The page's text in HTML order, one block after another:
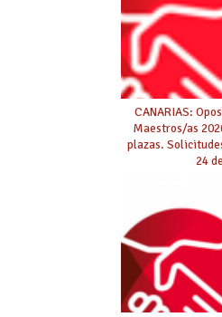
CANARIAS:
Maestros/as
plazas.
24